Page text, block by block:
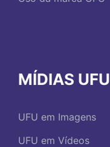
MÍDIAS UFU
UFU em Imagens
UFU em Vídeos